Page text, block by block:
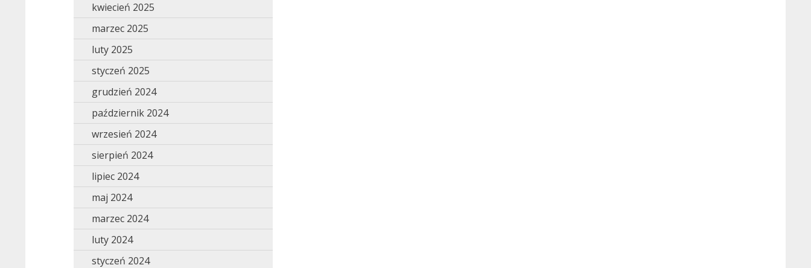
kwiecień 2025
marzec 2025
luty 2025
styczeń 2025
grudzień 2024
październik 2024
wrzesień 2024
sierpień 2024
lipiec 2024
maj 2024
marzec 2024
luty 2024
styczeń 2024